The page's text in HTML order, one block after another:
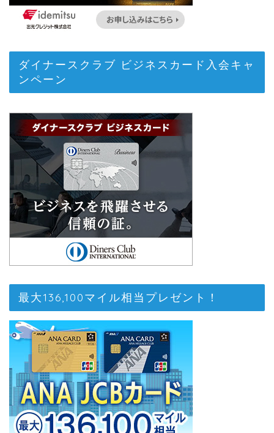
ダイナースクラブ ビジネスカード入会キャ
ンペーン
最大136,100マイル相当プレゼント！